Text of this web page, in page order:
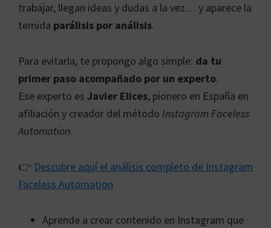
trabajar, llegan ideas y dudas a la vez… y aparece la
temida parálisis por análisis.
Para evitarla, te propongo algo simple: da tu
primer paso acompañado por un experto.
Ese experto es Javier Elices, pionero en España en
afiliación y creador del método Instagram Faceless
Automation.
👉 Descubre aquí el análisis completo de Instagram
Faceless Automation
Aprende a crear contenido en Instagram que